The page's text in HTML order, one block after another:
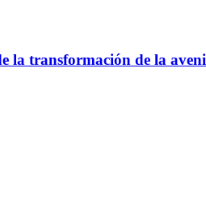
la transformación de la